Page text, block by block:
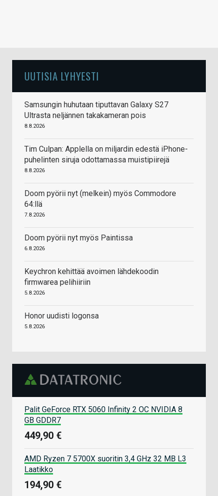
UUTISIA LYHYESTI
Samsungin huhutaan tiputtavan Galaxy S27
Ultrasta neljännen takakameran pois
8.8.2026
Tim Culpan: Applella on miljardin edestä iPhone-
puhelinten siruja odottamassa muistipiirejä
8.8.2026
Doom pyörii nyt (melkein) myös Commodore
64:llä
7.8.2026
Doom pyörii nyt myös Paintissa
6.8.2026
Keychron kehittää avoimen lähdekoodin
firmwarea pelihiiriin
5.8.2026
Honor uudisti logonsa
5.8.2026
Palit GeForce RTX 5060 Infinity 2 OC NVIDIA 8
GB GDDR7
449,90 €
AMD Ryzen 7 5700X suoritin 3,4 GHz 32 MB L3
Laatikko
194,90 €